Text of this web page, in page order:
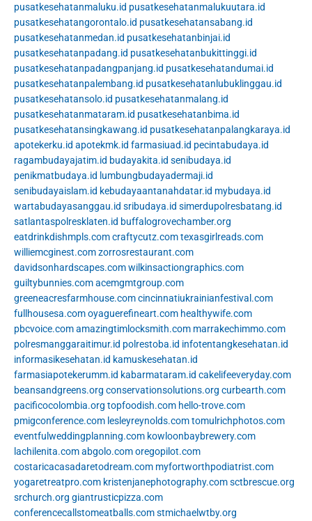
pusatkesehatanmaluku.id pusatkesehatanmalukuutara.id
pusatkesehatangorontalo.id pusatkesehatansabang.id
pusatkesehatanmedan.id pusatkesehatanbinjai.id
pusatkesehatanpadang.id pusatkesehatanbukittinggi.id
pusatkesehatanpadangpanjang.id pusatkesehatandumai.id
pusatkesehatanpalembang.id pusatkesehatanlubuklinggau.id
pusatkesehatansolo.id pusatkesehatanmalang.id
pusatkesehatanmataram.id pusatkesehatanbima.id
pusatkesehatansingkawang.id pusatkesehatanpalangkaraya.id
apotekerku.id apotekmk.id farmasiuad.id pecintabudaya.id
ragambudayajatim.id budayakita.id senibudaya.id
penikmatbudaya.id lumbungbudayadermaji.id
senibudayaislam.id kebudayaantanahdatar.id mybudaya.id
wartabudayasanggau.id sribudaya.id simerdupolresbatang.id
satlantaspolresklaten.id buffalogrovechamber.org
eatdrinkdishmpls.comcraftycutz.comtexasgirlreads.com
williemcginest.comzorrosrestaurant.com
davidsonhardscapes.comwilkinsactiongraphics.com
guiltybunnies.comacemgmtgroup.com
greeneacresfarmhouse.comcincinnatiukrainianfestival.com
fullhousesa.comoyaguerefineart.com healthywife.com
pbcvoice.comamazingtimlocksmith.com marrakechimmo.com
polresmanggaraitimur.id polrestoba.id infotentangkesehatan.id
informasikesehatan.id kamuskesehatan.id
farmasiapotekerumm.id kabarmataram.id cakelifeeveryday.com
beansandgreens.org conservationsolutions.org curbearth.com
pacificocolombia.org topfoodish.com hello-trove.com
pmigconference.com lesleyreynolds.comtomulrichphotos.com
eventfulweddingplanning.com kowloonbaybrewery.com
lachilenita.comabgolo.comoregopilot.com
costaricacasadaretodream.com myfortworthpodiatrist.com
yogaretreatpro.com kristenjanephotography.comsctbrescue.org
srchurch.org giantrusticpizza.com
conferencecallstomeatballs.comstmichaelwtby.org